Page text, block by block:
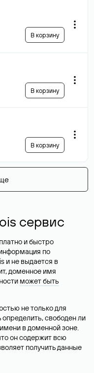
В корзину
В корзину
В корзину
сервис
и быстро
по
и не выдается в
доменное имя
может быть
не только для
свободен ли
в доменной зоне.
он содержит всю
получить данные